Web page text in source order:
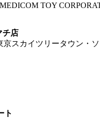
TOY
チ店
スカイツリータウン・
ト